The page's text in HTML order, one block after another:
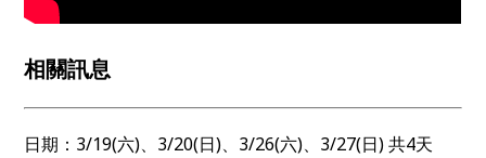
相關訊息
日期：3/19(六)、3/20(日)、3/26(六)、3/27(日) 共4天